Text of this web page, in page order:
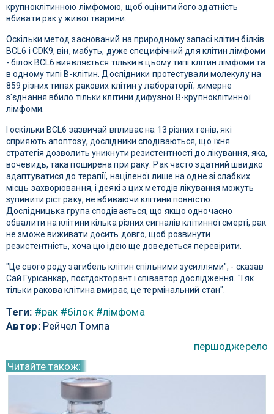
крупноклітинною лімфомою, щоб оцінити його здатність
вбивати рак у живої тварини.
Оскільки метод заснований на природному запасі клітин білків
BCL6 і CDK9, він, мабуть, дуже специфічний для клітин лімфоми
- білок BCL6 виявляється тільки в цьому типі клітин лімфоми та
в одному типі В-клітин. Дослідники протестували молекулу на
859 різних типах ракових клітин у лабораторії; химерне
з'єднання вбило тільки клітини дифузної В-крупноклітинної
лімфоми.
І оскільки BCL6 зазвичай впливає на 13 різних генів, які
сприяють апоптозу, дослідники сподіваються, що їхня
стратегія дозволить уникнути резистентності до лікування, яка,
вочевидь, така поширена при раку. Рак часто здатний швидко
адаптуватися до терапії, націленої лише на одне зі слабких
місць захворювання, і деякі з цих методів лікування можуть
зупинити ріст раку, не вбиваючи клітини повністю.
Дослідницька група сподівається, що якщо одночасно
обвалити на клітини кілька різних сигналів клітинної смерті, рак
не зможе виживати досить довго, щоб розвинути
резистентність, хоча цю ідею ще доведеться перевірити.
"Це свого роду загибель клітин спільними зусиллями", - сказав
Сай Гурісанкар, постдокторант і співавтор дослідження. "І як
тільки ракова клітина вмирає, це термінальний стан".
Теги: #рак #білок #лімфома
Автор:Рейчел Томпа
першоджерело
Читайте також: